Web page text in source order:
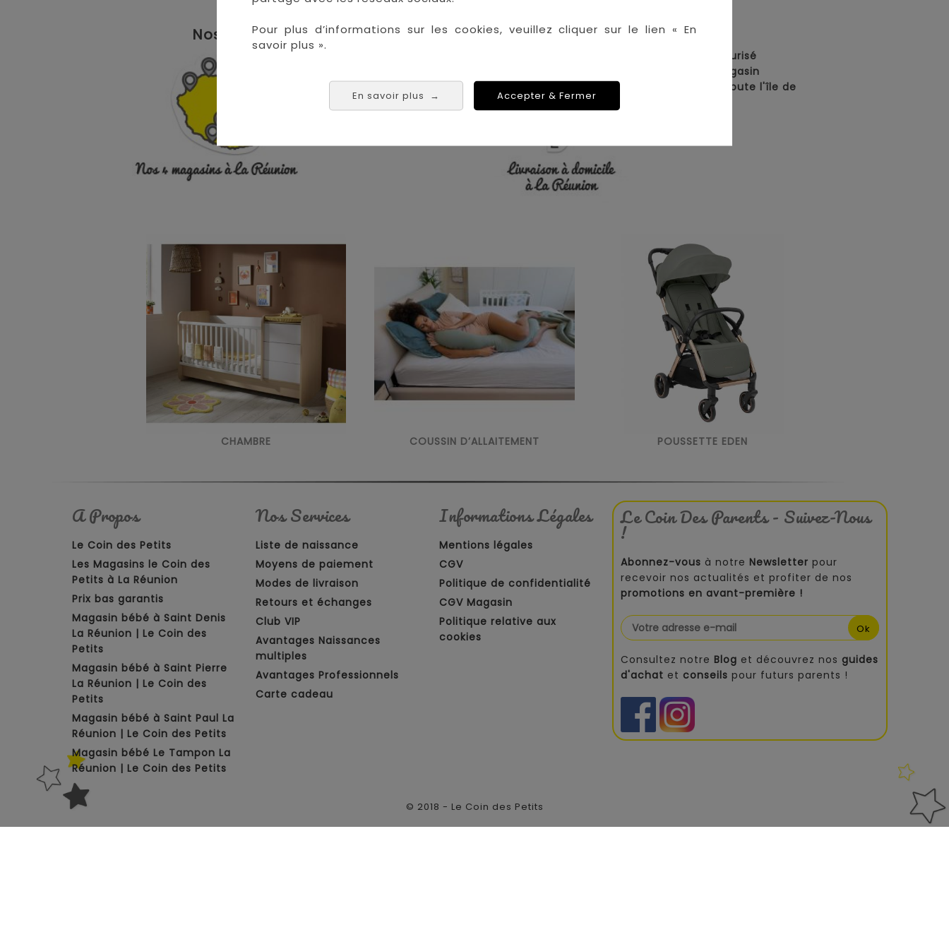
Pour plus d’informations sur les cookies, veuillez cliquer sur le lien « En
savoir plus ».
En savoir plus → Accepter & Fermer
Nos magasins à La Réunion : Achat en ligne :
• Saint Pierre
• Tampon
• Paiement sécurisé
• Retrait en magasin
• Livraison sur toute l'île de
CHAMBRE COUSSIN D’ALLAITEMENT POUSSETTE EDEN
A Propos
Le Coin des Petits
Les Magasins le Coin des
Petits à La Réunion
Prix bas garantis
Magasin bébé à Saint Denis
La Réunion | Le Coin des
Petits
Magasin bébé à Saint Pierre
La Réunion | Le Coin des
Petits
Magasin bébé à Saint Paul La
Réunion | Le Coin des Petits
Magasin bébé Le Tampon La
Réunion | Le Coin des Petits
Nos Services
Liste de naissance
Moyens de paiement
Modes de livraison
Retours et échanges
Club VIP
Avantages Naissances
multiples
Avantages Professionnels
Carte cadeau
Informations Légales
Mentions légales
CGV
Politique de confidentialité
CGV Magasin
Politique relative aux
cookies
Le Coin Des Parents - Suivez-Nous
!
Abonnez-vous à notre Newsletter pour
recevoir nos actualités et profiter de nos
promotions en avant-première !
Consultez notre Blog et découvrez nos guides
d'achat et conseils pour futurs parents !
© 2018 - Le Coin des Petits